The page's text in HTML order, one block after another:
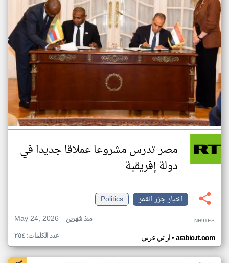
مصر تدرس مشروعا عملاقا جديدا في
دولة إفريقية
اخبار جزر القمر
Politics
May 24, 2026
منذ شهرين NH91ES
ار تي عربي• arabic.rt.com عدد الكلمات: ٢٥٤